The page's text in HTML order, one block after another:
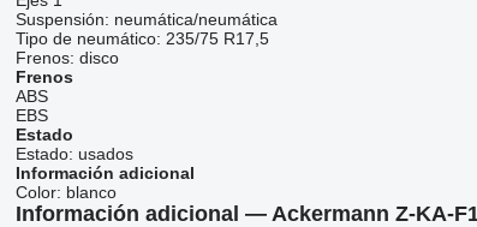
Suspensión: neumática/neumática
Tipo de neumático: 235/75 R17,5
Frenos: disco
Frenos
ABS
EBS
Estado
Estado: usados
Información adicional
Color: blanco
Información adicional — Ackermann Z-KA-